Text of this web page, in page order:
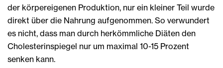
der körpereigenen Produktion, nur ein kleiner Teil wurde
direkt über die Nahrung aufgenommen. So verwundert
es nicht, dass man durch herkömmliche Diäten den
Cholesterinspiegel nur um maximal 10-15 Prozent
senken kann.